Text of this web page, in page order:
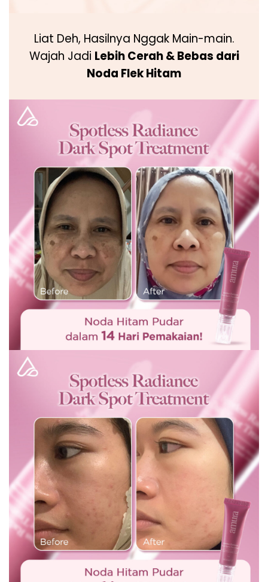
Liat Deh, Hasilnya Nggak Main-main.
Wajah Jadi Lebih Cerah & Bebas dari
Noda Flek Hitam